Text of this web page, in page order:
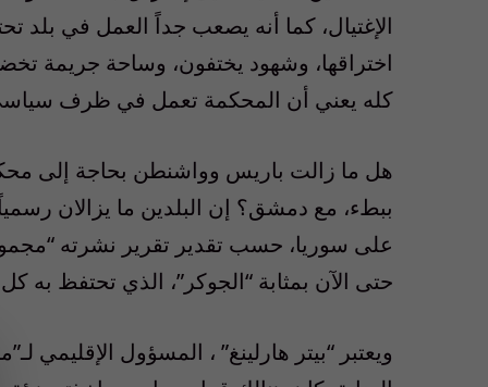
الإغتيال، كما أنه يصعب جداً العمل في
اختراقها، وشهود يختفون، وساحة جريمة
كله يعني أن المحكمة تعمل في ظرف
هل ما زالت باريس وواشنطن بحاجة إلى
ببطء، مع دمشق؟ إن البلدين ما يزالان
حتى الآن بمثابة “الجوكر”، الذي تحتفظ به
ويعتبر “بيتر هارلينغ” ، المسؤول الإقليمي